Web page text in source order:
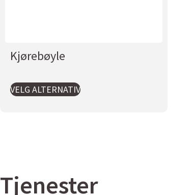
Kjørebøyle
VELG ALTERNATIV
Tjenester